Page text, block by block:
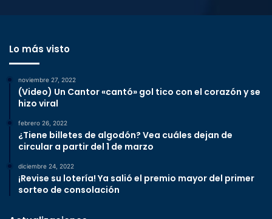
Lo más visto
noviembre 27, 2022
(Video) Un Cantor «cantó» gol tico con el corazón y se
hizo viral
febrero 26, 2022
¿Tiene billetes de algodón? Vea cuáles dejan de
circular a partir del 1 de marzo
diciembre 24, 2022
¡Revise su lotería! Ya salió el premio mayor del primer
sorteo de consolación